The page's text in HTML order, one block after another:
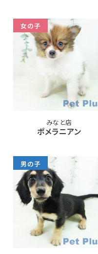
女の子
みなと店
ポメラニアン
男の子